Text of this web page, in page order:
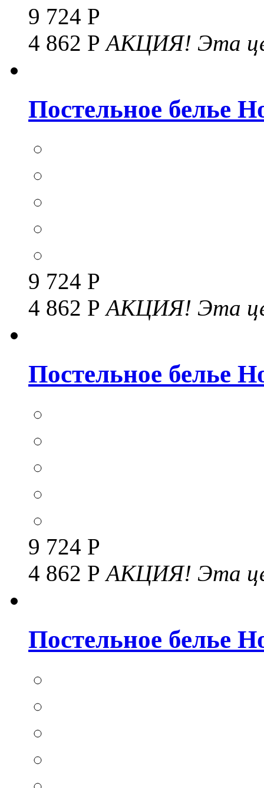
9 724 Р
4 862 РАКЦИЯ! Эта
Постельное белье
9 724 Р
4 862 РАКЦИЯ! Эта
Постельное белье
9 724 Р
4 862 РАКЦИЯ! Эта
Постельное белье